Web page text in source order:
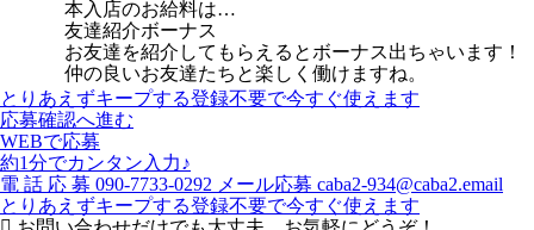
本入店のお給料は…
友達紹介ボーナス
お友達を紹介してもらえるとボーナス出ちゃいます！
仲の良いお友達たちと楽しく働けますね。
とりあえずキープする登録不要で今すぐ使えます
応募確認へ進む
WEBで応募
約1分でカンタン入力♪
電 話 応 募 090-7733-0292 メール応募 caba2-934@caba2.email
とりあえずキープする登録不要で今すぐ使えます